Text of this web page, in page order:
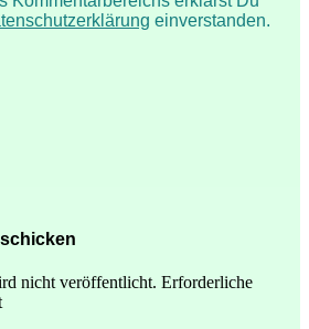
einverstanden.
nicht veröffentlicht. Erforderliche